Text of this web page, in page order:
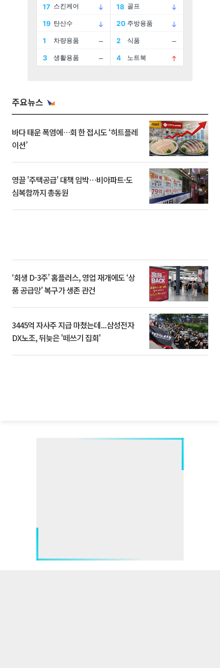
주요뉴스
바다 태운 폭염에…회 한 접시도 ‘히트플레
이션’
영끌 '주택공급' 대책 임박⋯비아파트·도
심복합까지 총동원
‘회생 D-3주’ 홈플러스, 영업 재개에도 ‘상
품 공급망’ 복구가 생존 관건
3445억 자사주 지급 마쳤는데...삼성전자
DX노조, 뒤늦은 '떼쓰기 집회'